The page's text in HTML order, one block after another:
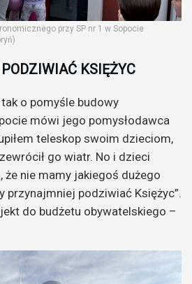
przy SP nr 1 w Sopocie
KSIĘŻYC
o pomyśle budowy
mówi jego pomysłodawca
teleskop swoim dzieciom,
go wiatr. No i dzieci
że nie mamy jakiegoś dużego
przynajmniej podziwiać Księżyc”.
do budżetu obywatelskiego –